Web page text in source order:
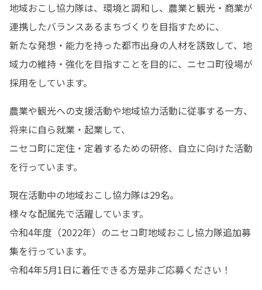
地域おこし協力隊は、環境と調和し、農業と観光・商業が
連携したバランスあるまちづくりを目指すために、
新たな発想・能力を持った都市出身の人材を誘致して、地
域力の維持・強化を目指すことを目的に、ニセコ町役場が
採用をしています。
農業や観光への支援活動や地域協力活動に従事する一方、
将来に自ら就業・起業して、
ニセコ町に定住・定着するための研修、自立に向けた活動
を行っています。
現在活動中の地域おこし協力隊は29名。
様々な配属先で活躍しています。
令和4年度（2022年）のニセコ町地域おこし協力隊追加募
集を行っています。
令和4年5月1日に着任できる方是非ご応募ください！